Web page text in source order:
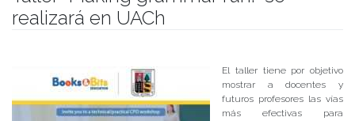
realizará en UACh
El taller tiene por objetivo
mostrar a docentes y
futuros profesores las vías
más efectivas para